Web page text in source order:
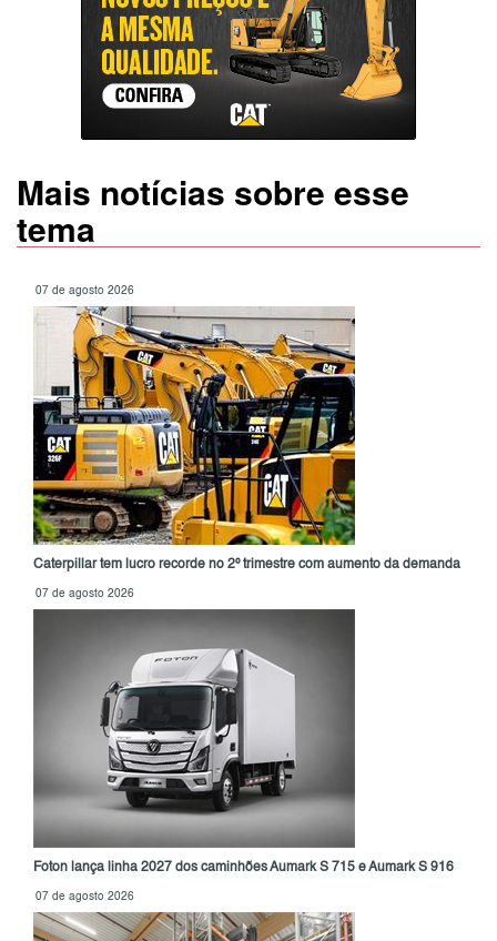
Mais notícias sobre esse
tema
07 de agosto 2026
Caterpillar tem lucro recorde no 2º trimestre com aumento da demanda
07 de agosto 2026
Foton lança linha 2027 dos caminhões Aumark S 715 e Aumark S 916
07 de agosto 2026